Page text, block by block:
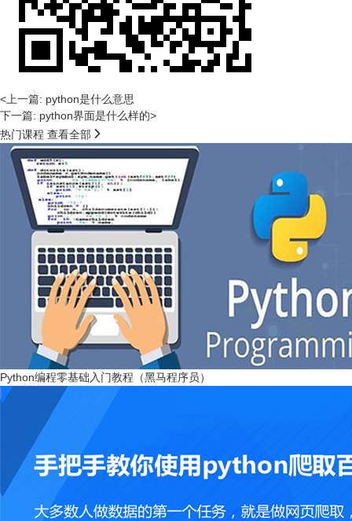
<上一篇: python是什么意思
下一篇: python界面是什么样的>
热门课程 查看全部 
Python编程零基础入门教程（黑马程序员）